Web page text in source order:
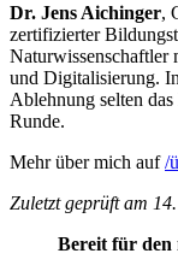
Dr. Jens Aichinger,
zertifizierter
Naturwissenschaftler
und Digitalisierung.
Ablehnung selten
Runde.
Mehr über mich auf/
Zuletzt geprüft am
Bereit für den